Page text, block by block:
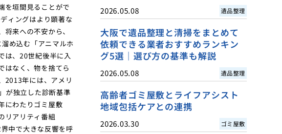
を垣間見ることがで
ィングはより顕著な
来への不安から、
め込む「アニマルホ
は、20世紀後半に入
はなく、物を捨てら
2013年には、アメリ
が独立した診断基準
にわたりゴミ屋敷
リアリティ番組
中で大きな反響を呼
2026.05.08 遺品整理
大阪で遺品整理と清掃をまとめて
依頼できる業者おすすめランキン
グ5選｜選び方の基準も解説
2026.05.08 遺品整理
高齢者ゴミ屋敷とライフアシスト
地域包括ケアとの連携
2026.03.30 ゴミ屋敷